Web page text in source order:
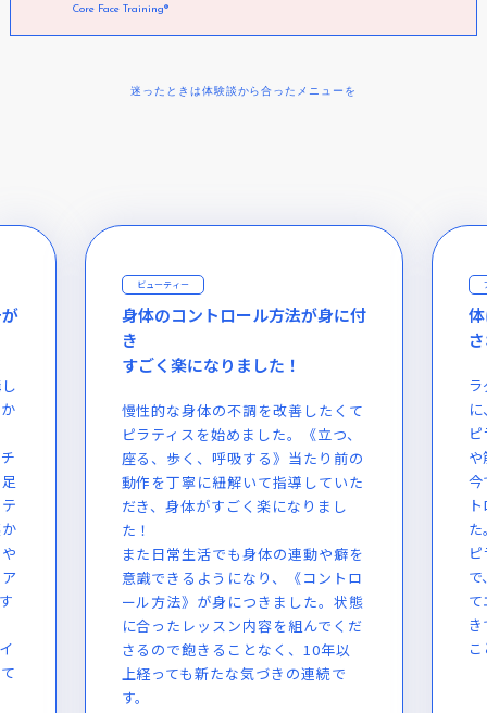
Core Face Training®︎
迷ったときは体験談から合ったメニューを
アスリート
体に負担をかけずコントロール
された動きが身に付きました
に、リハビリと怪我の予防を目的に
ピラティスを始めました。骨の位置
や筋膜の繋がりを意識することで、
今では体に負担をかけず、よりコン
トロールされた動きが身につきまし
た。
ピラティスマシンが複数台あるの
で、周りを気にすることなく集中し
てエクササイズに取り組むことがで
きています。楽しく取り組んでいる
ことが競技に活かされています！